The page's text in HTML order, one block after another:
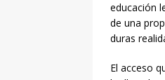
educación
de una
duras
El acceso